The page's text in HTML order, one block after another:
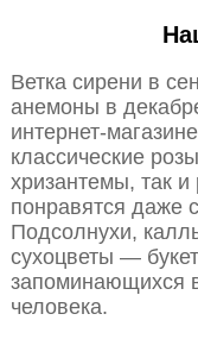
Ветка сирени в
анемоны в
интернет-
классические
хризантемы, так и
понравятся даже
Подсолнухи,
сухоцветы —
запоминающихся
человека.